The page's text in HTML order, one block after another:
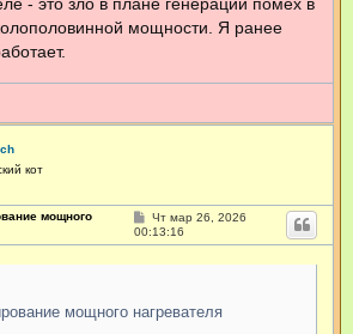
мощности. Я ранее
кот
мощного
С
о
о
и
Чт мар 26, 2026
00:13:16
мощного нагревателя